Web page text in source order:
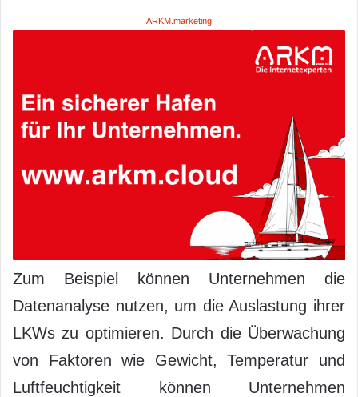
ARKM.marketing
Zum Beispiel können Unternehmen die
Datenanalyse nutzen, um die Auslastung ihrer
LKWs zu optimieren. Durch die Überwachung
von Faktoren wie Gewicht, Temperatur und
Luftfeuchtigkeit können Unternehmen